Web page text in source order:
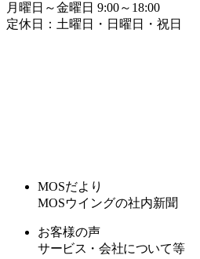
月曜日～金曜日 9:00～18:00
定休日：土曜日・日曜日・祝日
MOSだより
MOSウイングの社内新聞
お客様の声
サービス・会社について等